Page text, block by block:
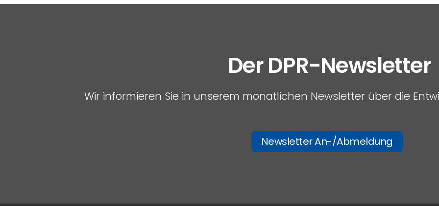
Der DPR-Newsletter
Wir informieren Sie in unserem monatlichen Newsletter über die
Newsletter An-/Abmeldung